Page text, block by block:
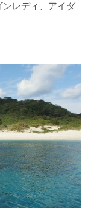
レディ、アイダ